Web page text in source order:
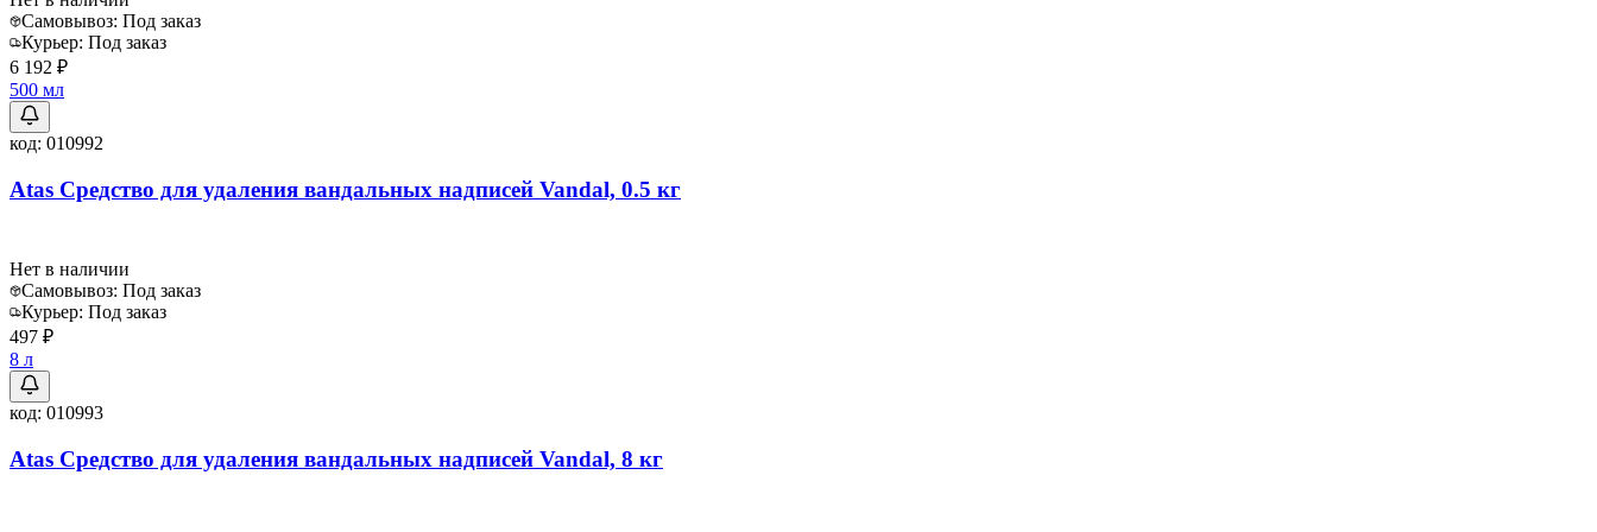
Самовывоз: Под заказ
Курьер: Под заказ
6 192 ₽
500 мл
код: 010992
Atas Средство для удаления вандальных надписей Vandal, 0.5 кг
Нет в наличии
Самовывоз: Под заказ
Курьер: Под заказ
497 ₽
8 л
код: 010993
Atas Средство для удаления вандальных надписей Vandal, 8 кг